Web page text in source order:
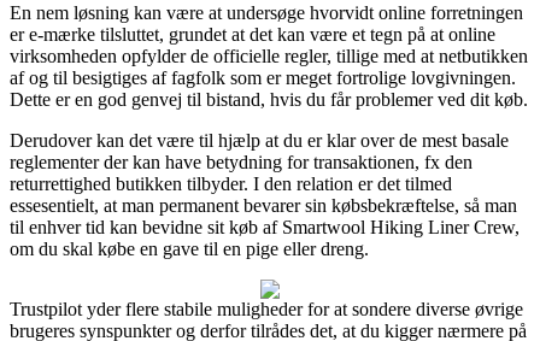
En nem løsning kan være at undersøge hvorvidt online forretningen
er e-mærke tilsluttet, grundet at det kan være et tegn på at online
virksomheden opfylder de officielle regler, tillige med at netbutikken
af og til besigtiges af fagfolk som er meget fortrolige lovgivningen.
Dette er en god genvej til bistand, hvis du får problemer ved dit køb.
Derudover kan det være til hjælp at du er klar over de mest basale
reglementer der kan have betydning for transaktionen, fx den
returrettighed butikken tilbyder. I den relation er det tilmed
essesentielt, at man permanent bevarer sin købsbekræftelse, så man
til enhver tid kan bevidne sit køb af Smartwool Hiking Liner Crew,
om du skal købe en gave til en pige eller dreng.
Trustpilot yder flere stabile muligheder for at sondere diverse øvrige
brugeres synspunkter og derfor tilrådes det, at du kigger nærmere på